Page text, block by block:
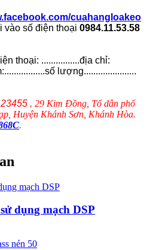
cuahangloakeo
vào số điện thoại 0984.11.53.58
thoại: ................địa chỉ:
lượng......................
, 29 Kim Đồng, Tổ dân phố
Huyện Khánh Sơn, Khánh Hòa.
.
dụng mạch DSP